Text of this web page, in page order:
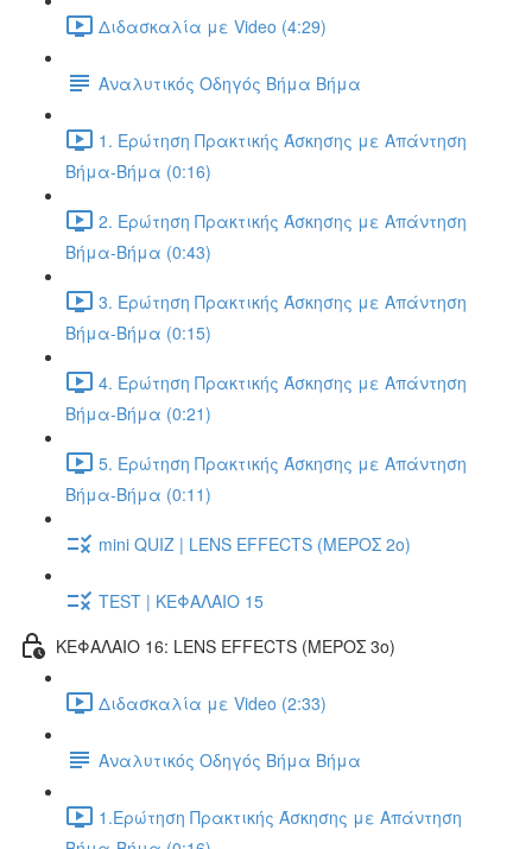
Διδασκαλία με Video (4:29)
Αναλυτικός Οδηγός Βήμα Βήμα
1. Ερώτηση Πρακτικής Άσκησης με Απάντηση
Βήμα-Βήμα (0:16)
2. Ερώτηση Πρακτικής Άσκησης με Απάντηση
Βήμα-Βήμα (0:43)
3. Ερώτηση Πρακτικής Άσκησης με Απάντηση
Βήμα-Βήμα (0:15)
4. Ερώτηση Πρακτικής Άσκησης με Απάντηση
Βήμα-Βήμα (0:21)
5. Ερώτηση Πρακτικής Άσκησης με Απάντηση
Βήμα-Βήμα (0:11)
mini QUIZ | LENS EFFECTS (ΜΕΡΟΣ 2o)
TEST | ΚΕΦΑΛΑΙΟ 15
ΚΕΦΑΛΑΙΟ 16: LENS EFFECTS (ΜΕΡΟΣ 3o)
Διδασκαλία με Video (2:33)
Αναλυτικός Οδηγός Βήμα Βήμα
1.Ερώτηση Πρακτικής Άσκησης με Απάντηση